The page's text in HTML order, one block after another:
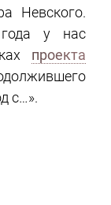
Невского.
у нас
проекта
с…».